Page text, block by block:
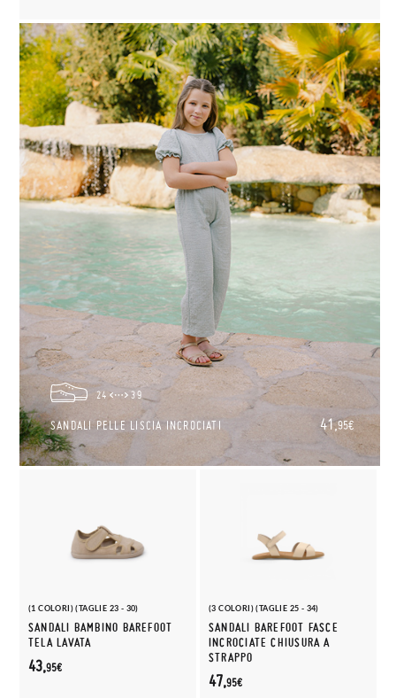
24 39
SANDALI PELLE LISCIA INCROCIATI 41,95€
(1 COLORI) (TAGLIE 23 - 30)
SANDALI BAMBINO BAREFOOT
TELA LAVATA
43,95€
(3 COLORI) (TAGLIE 25 - 34)
SANDALI BAREFOOT FASCE
INCROCIATE CHIUSURA A
STRAPPO
47,95€